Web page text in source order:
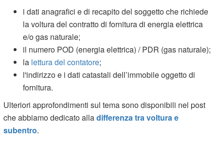
i dati anagrafici e di recapito del soggetto che richiede
la voltura del contratto di fornitura di energia elettrica
e/o gas naturale;
il numero POD (energia elettrica) / PDR (gas naturale);
la lettura del contatore;
l'indirizzo e i dati catastali dell’immobile oggetto di
fornitura.
Ulteriori approfondimenti sul tema sono disponibili nel post
che abbiamo dedicato alladifferenza tra voltura e
subentro.